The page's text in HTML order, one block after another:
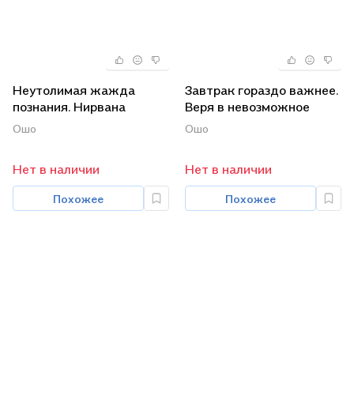
Неутолимая жажда
познания. Нирвана
(комплект из 2 книг)
Ошо
Нет в наличии
Похожее
Завтрак гораздо важнее.
Веря в невозможное
перед завтраком
Ошо
Нет в наличии
Похожее